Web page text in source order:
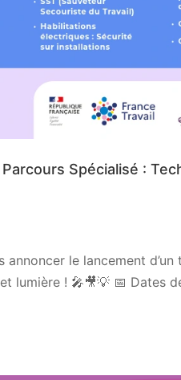
Spécialisé :
annoncer le lancement
lumière ! 🎤🎥💡 📅 Dates